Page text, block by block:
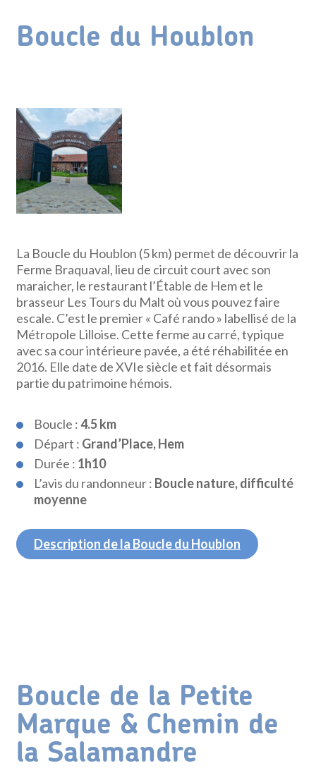
Boucle du Houblon
La Boucle du Houblon (5 km) permet de découvrir la
Ferme Braquaval, lieu de circuit court avec son
maraicher, le restaurant l’Étable de Hem et le
brasseur Les Tours du Malt où vous pouvez faire
escale. C’est le premier « Café rando » labellisé de la
Métropole Lilloise. Cette ferme au carré, typique
avec sa cour intérieure pavée, a été réhabilitée en
2016. Elle date de XVIe siècle et fait désormais
partie du patrimoine hémois.
Boucle :4.5 km
Départ : Grand’Place, Hem
Durée : 1h10
L’avis du randonneur : Boucle nature, difficulté
moyenne
Description de la Boucle du Houblon
Boucle de la Petite
Marque & Chemin de
la Salamandre